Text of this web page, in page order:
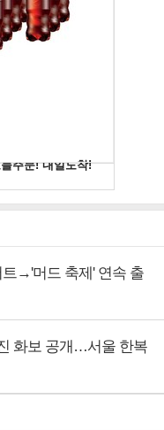
트→'머드 축제' 연속 출
화보 공개…서울 한복